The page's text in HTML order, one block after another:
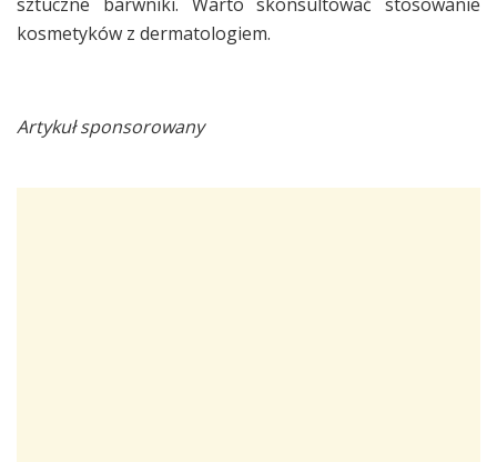
kosmetyków z dermatologiem.
Artykuł sponsorowany